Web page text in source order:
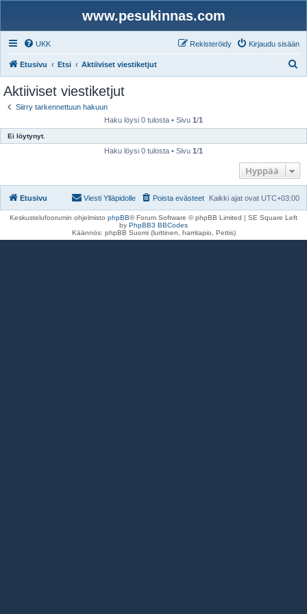
www.pesukinnas.com
UKK Kirjaudu sisään
Rekisteröidy
Etusivu Etsi Aktiiviset viestiketjut
Aktiiviset viestiketjut
Siirry tarkennettuun hakuun
Haku löysi 0 tulosta • Sivu 1/1
Ei löytynyt.
Haku löysi 0 tulosta • Sivu 1/1
Hyppää
Etusivu Kaikki ajat ovat UTC+03:00
Poista evästeet
Viesti Ylläpidolle
Keskustelufoorumin ohjelmisto phpBB® Forum Software © phpBB Limited | SE Square Left
by PhpBB3 BBCodes
Käännös: phpBB Suomi (lurttinen, harritapio, Pettis)